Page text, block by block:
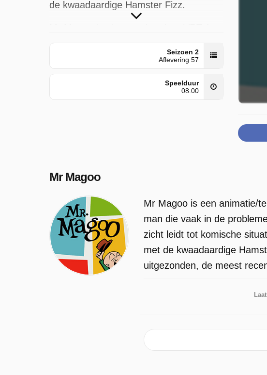
de kwaadaardige Hamster Fizz.
op maandag 11 mei 2026 om 06:00
uur. Deze aflevering is voor het eerst
geplaatst op zaterdag 3 mei 2025.
Seizoen 2
Aflevering 57
Speelduur
08:00
Mr Magoo
Mr Magoo is een animatie/
man die vaak in de
zicht leidt tot komische
met de kwaadaardige
uitgezonden, de meest